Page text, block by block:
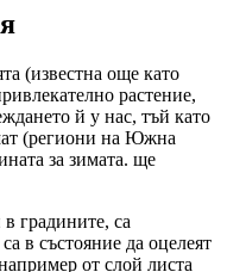
(известна още като
растение,
й у нас, тъй като
(региони на Южна
за зимата. ще
градините, са
в състояние да оцелеят
от слой листа